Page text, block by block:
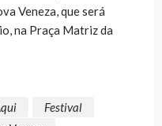
Veneza, que será
na Praça Matriz da
Festival